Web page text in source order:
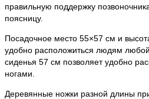
правильную поддержку
поясницу.
Посадочное место 55×57 см и
удобно расположиться людям
сиденья 57 см позволяет удобно
ногами.
Деревянные ножки разной длины